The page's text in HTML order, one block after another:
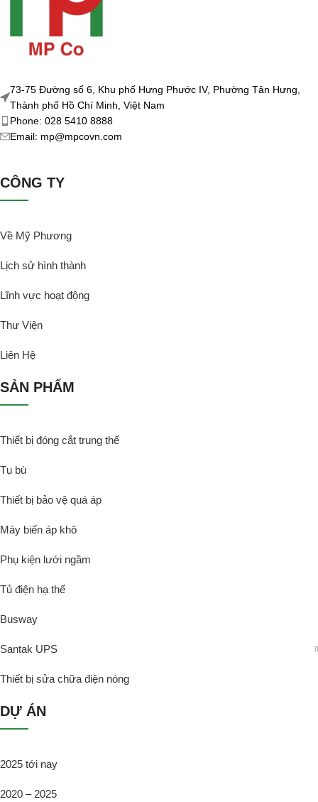
73-75 Đường số 6, Khu phố Hưng Phước IV, Phường Tân Hưng,
Thành phố Hồ Chí Minh, Việt Nam
Phone: 028 5410 8888
Email: mp@mpcovn.com
CÔNG TY
Về Mỹ Phương
Lịch sử hình thành
Lĩnh vực hoạt động
Thư Viện
Liên Hệ
SẢN PHẨM
Thiết bị đóng cắt trung thế
Tụ bù
Thiết bị bảo vệ quá áp
Máy biến áp khô
Phụ kiện lưới ngầm
Tủ điện hạ thế
Busway
Santak UPS
Thiết bị sửa chữa điện nóng
DỰ ÁN
2025 tới nay
2020 – 2025